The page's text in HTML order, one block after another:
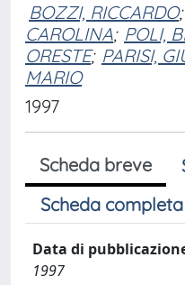
BOZZI, RICCARDO;
CAROLINA; POLI,
ORESTE; PARISI,
MARIO
1997
Scheda breve
Scheda
Data di
1997